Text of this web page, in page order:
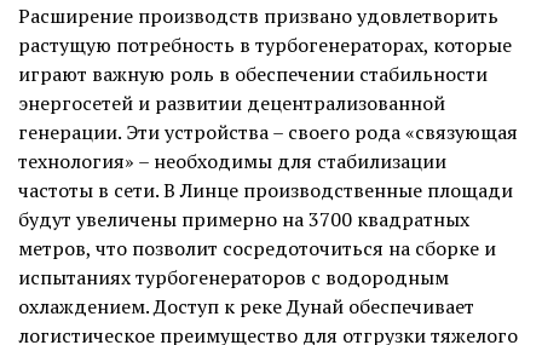
Расширение производств призвано удовлетворить
растущую потребность в турбогенераторах, которые
играют важную роль в обеспечении стабильности
энергосетей и развитии децентрализованной
генерации. Эти устройства – своего рода «связующая
технология» – необходимы для стабилизации
частоты в сети. В Линце производственные площади
будут увеличены примерно на 3700 квадратных
метров, что позволит сосредоточиться на сборке и
испытаниях турбогенераторов с водородным
охлаждением. Доступ к реке Дунай обеспечивает
логистическое преимущество для отгрузки тяжелого